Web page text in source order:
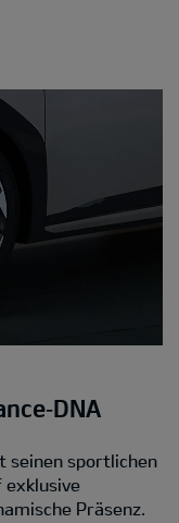
seinen sportlichen
exklusive
Präsenz.